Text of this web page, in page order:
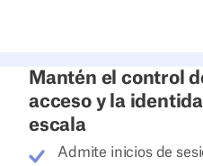
Mantén el control
acceso y la
escala
Admite inicios de